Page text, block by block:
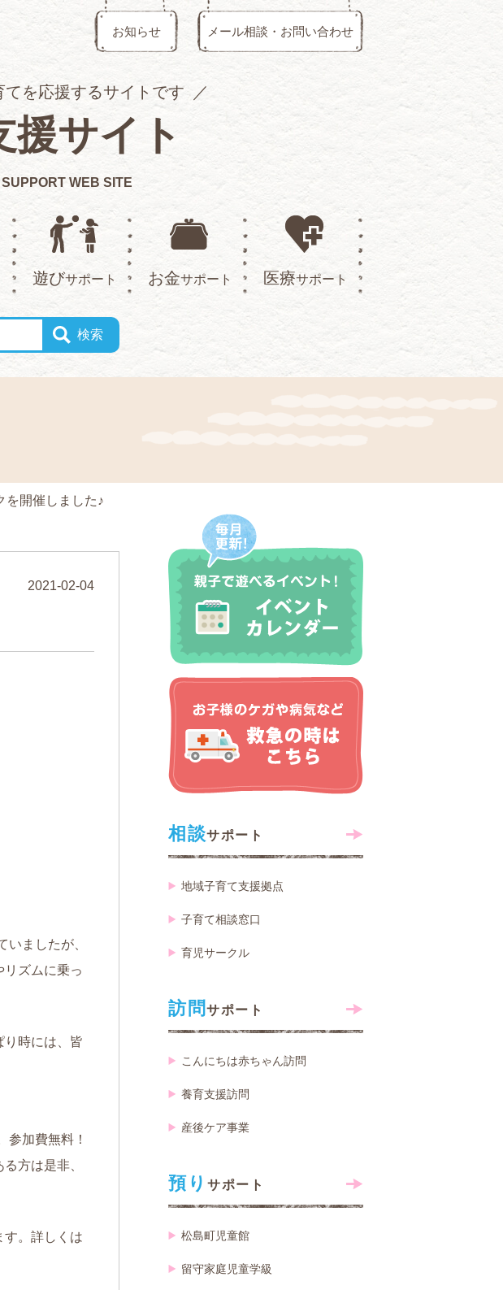
援サイト
を応援するサイトです
WEB SITE
お知らせ メール相談・お問い合わせ
遊びサポート お金サポート 医療サポート
検索
を開催しました♪
2021-02-04
ましたが、
ズムに乗っ
り時には、皆
参加費無料！
方は是非、
す。詳しくは
相談サポート
地域子育て支援拠点
子育て相談窓口
育児サークル
訪問サポート
こんにちは赤ちゃん訪問
養育支援訪問
産後ケア事業
預りサポート
松島町児童館
留守家庭児童学級